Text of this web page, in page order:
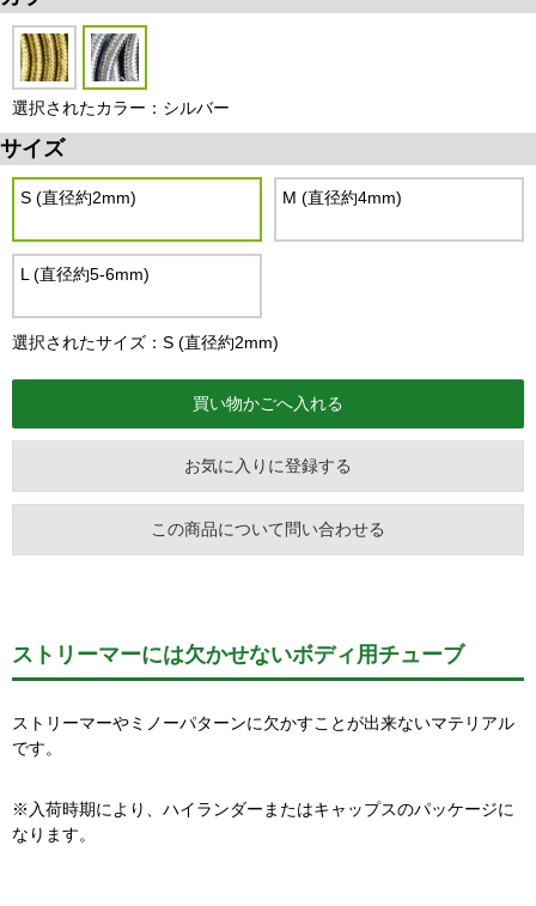
選択されたカラー：シルバー
サイズ
S (直径約2mm) M (直径約4mm)
L (直径約5-6mm)
選択されたサイズ：S (直径約2mm)
お気に入りに登録する
この商品について問い合わせる
ストリーマーには欠かせないボディ用チューブ
ストリーマーやミノーパターンに欠かすことが出来ないマテリアル
です。
※入荷時期により、ハイランダーまたはキャップスのパッケージに
なります。